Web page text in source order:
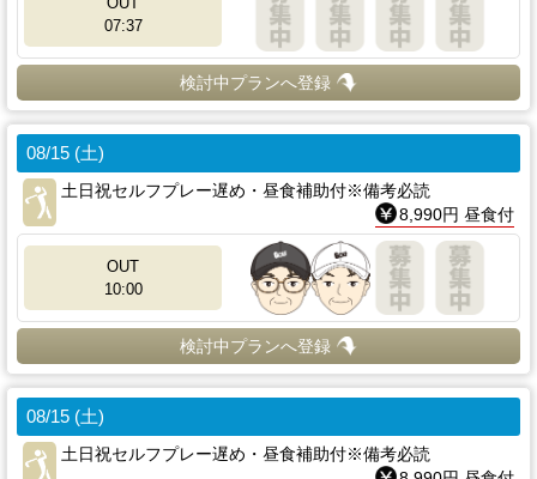
07:37
検討中プランへ登録
08/15 (土)
土日祝セルフプレー遅め・昼食補助付※備考必読
8,990円 昼食付
OUT
10:00
検討中プランへ登録
08/15 (土)
土日祝セルフプレー遅め・昼食補助付※備考必読